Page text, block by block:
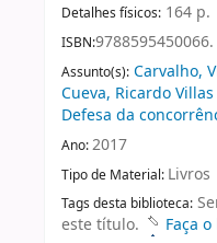
Detalhes físicos: 164 p.
ISBN:9788595450066.
Assunto(s): Carvalho,
Cueva, Ricardo Villas
Defesa da
Ano:2017
Tipo de Material: Livros
Tags desta biblioteca:
este título.
Faça